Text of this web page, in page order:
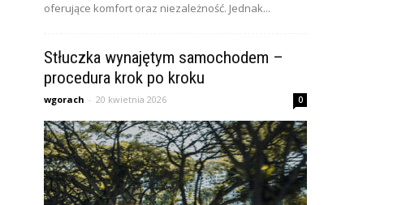
oferujące komfort oraz niezależność. Jednak...
Stłuczka wynajętym samochodem –
procedura krok po kroku
wgorach - 20 kwietnia 2026 0